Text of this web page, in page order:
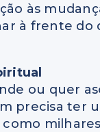
às
à frente do
ou quer
precisa ter